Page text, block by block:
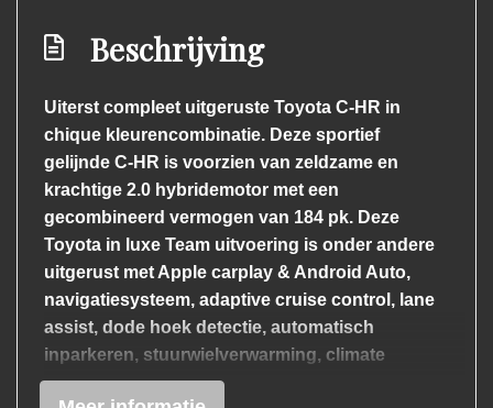
Beschrijving
Uiterst compleet uitgeruste Toyota C-HR in
chique kleurencombinatie. Deze sportief
gelijnde C-HR is voorzien van zeldzame en
krachtige 2.0 hybridemotor met een
gecombineerd vermogen van 184 pk. Deze
Toyota in luxe Team uitvoering is onder andere
uitgerust met Apple carplay & Android Auto,
navigatiesysteem, adaptive cruise control, lane
assist, dode hoek detectie, automatisch
inparkeren, stuurwielverwarming, climate
control, verwarmde voorstoelen, 18 inch